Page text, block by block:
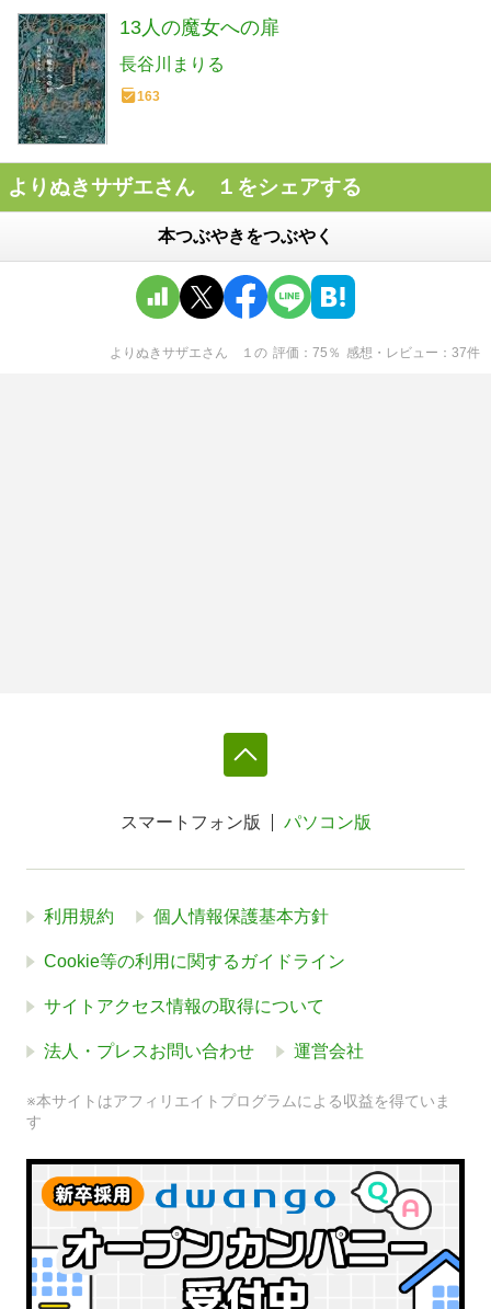
13人の魔女への扉
長谷川まりる
163
よりぬきサザエさん １をシェアする
本つぶやきをつぶやく
よりぬきサザエさん １ の 評価 75 ％ 感想・レビュー 37件
スマートフォン版 パソコン版
利用規約 個人情報保護基本方針
Cookie等の利用に関するガイドライン
サイトアクセス情報の取得について
法人・プレスお問い合わせ 運営会社
※本サイトはアフィリエイトプログラムによる収益を得ていま
す